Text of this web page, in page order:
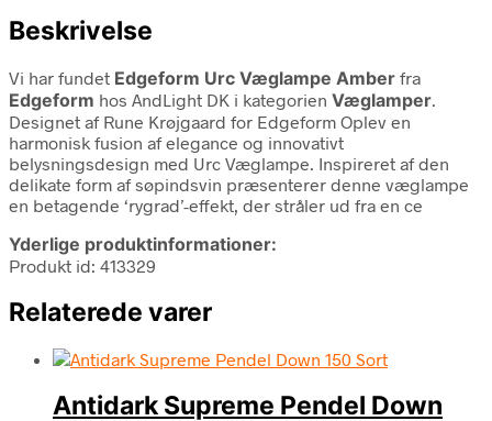
Beskrivelse
Vi har fundet Edgeform Urc Væglampe Amber fra
Edgeform hos AndLight DK i kategorien Væglamper.
Designet af Rune Krøjgaard for Edgeform Oplev en
harmonisk fusion af elegance og innovativt
belysningsdesign med Urc Væglampe. Inspireret af den
delikate form af søpindsvin præsenterer denne væglampe
en betagende ‘rygrad’-effekt, der stråler ud fra en ce
Yderlige produktinformationer:
Produkt id: 413329
Relaterede varer
Antidark Supreme Pendel Down